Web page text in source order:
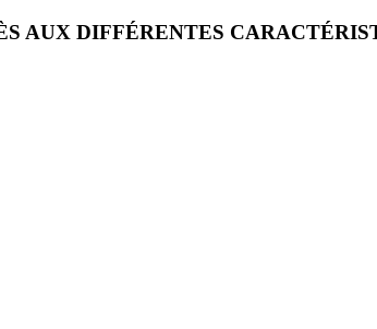
AUX DIFFÉRENTES